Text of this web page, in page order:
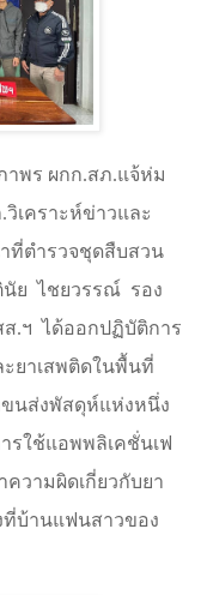
าพร ผกก.สภ.แจ้ห่ม
เคราะห์ข่าวและ
ที่ตำรวจชุดสืบสวน
ย ไชยวรรณ์ รอง
.ฯ ได้ออกปฏิบัติการ
ยาเสพติดในพื้นที่
นส่งพัสดุห์แห่งหนึ่ง
รใช้แอพพลิเคชั่นเฟ
วามผิดเกี่ยวกับยา
ที่บ้านแฟนสาวของ